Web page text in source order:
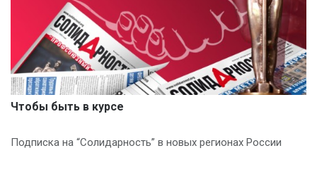
Чтобы быть в курсе
Подписка на “Солидарность” в новых регионах России